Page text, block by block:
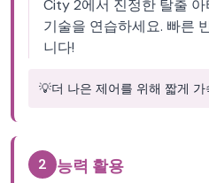
City 2에서 진정한 탈출
기술을 연습하세요. 빠른
니다!
💡더 나은 제어를 위해 짧게 가
2 능력 활용